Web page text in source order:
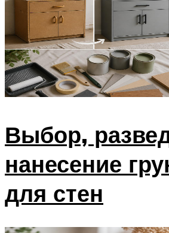
Выбор,
нанесение
для стен